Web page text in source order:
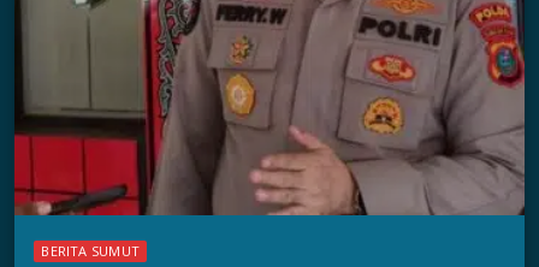
BERITA SUMUT